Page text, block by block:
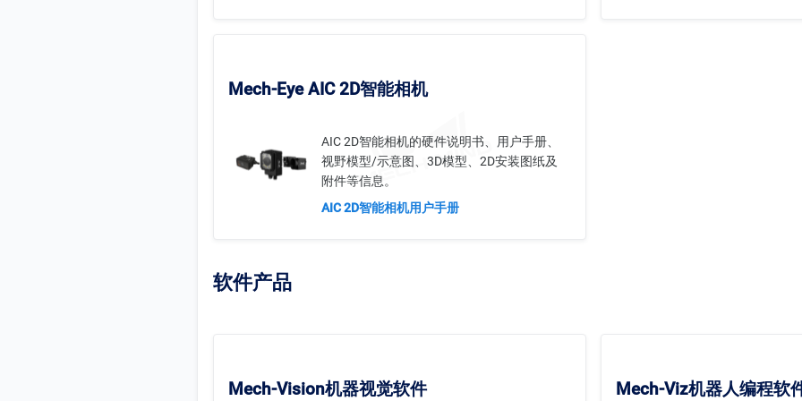
Mech-Eye AIC 2D智能相机
AIC 2D智能相机的硬件说明书、用户手册、
视野模型/示意图、3D模型、2D安装图纸及
附件等信息。
AIC 2D智能相机用户手册
软件产品
Mech-Vision机器视觉软件 Mech-Viz机器人编程软